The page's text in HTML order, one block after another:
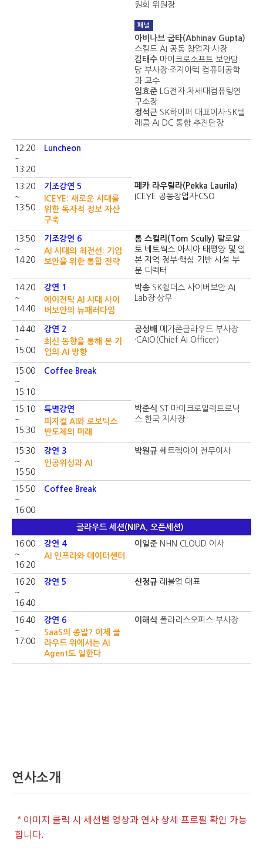
원회 위원장
패널
아비나브 굽타(Abhinav Gupta)
스킬드 AI 공동 창업자·사장
김태수 마이크로소프트 보안담
당 부사장·조지아텍 컴퓨터공학
과 교수
임효준 LG전자 차세대컴퓨팅연
구소장
정석근 SK하이퍼 대표이사·SK텔
레콤 AI DC 통합 추진단장
12:20
~
13:20
Luncheon
13:20
~
13:50
기조강연 5
ICEYE: 새로운 시대를
위한 독자적 정보 자산
구축
페카 라우릴라(Pekka Laurila)
ICEYE 공동창업자·CSO
13:50
~
14:20
기조강연 6
AI 시대의 최전선: 기업
보안을 위한 통합 전략
톰 스컬리(Tom Scully) 팔로알
토 네트웍스 아시아 태평양 및 일
본 지역 정부·핵심 기반 시설 부
문 디렉터
14:20
~
14:40
강연 1
에이전틱 AI 시대 사이
버보안의 뉴패러다임
박송 SK쉴더스 사이버보안 AI
Lab장·상무
14:40
~
15:00
강연 2
최신 동향을 통해 본 기
업의 AI 방향
공성배 메가존클라우드 부사장
·CAIO(Chief AI Officer)
15:00
~
15:10
Coffee Break
15:10
~
15:30
특별강연
피지컬 AI와 로보틱스
반도체의 미래
박준식 ST 마이크로일렉트로닉
스 한국 지사장
15:30
~
15:50
강연 3
인공위성과 AI
박원규 쎄트렉아이 전무이사
15:50
~
16:00
Coffee Break
클라우드 세션(NIPA, 오픈세션)
16:00
~
16:20
강연 4
AI 인프라와 데이터센터
이일준 NHN CLOUD 이사
16:20
~
16:40
강연 5 신정규 래블업 대표
16:40
~
17:00
강연 6
SaaS의 종말? 이제 클
라우드 위에서는 AI
Agent도 일한다
이해석 폴라리스오피스 부사장
연사소개
* 이미지 클릭 시 세션별 영상과 연사 상세 프로필 확인 가능
합니다.